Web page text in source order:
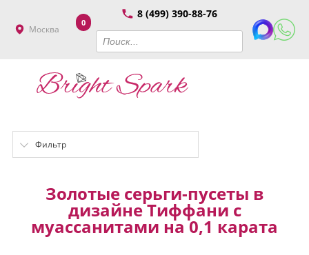
Москва
8 (499) 390-88-76
0
Фильтр
Золотые серьги-пусеты в
дизайне Тиффани с
муассанитами на 0,1 карата